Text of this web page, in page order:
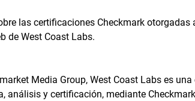
las certificaciones Checkmark otorgadas
de West Coast Labs.
Media Group, West Coast Labs es
análisis y certificación, mediante